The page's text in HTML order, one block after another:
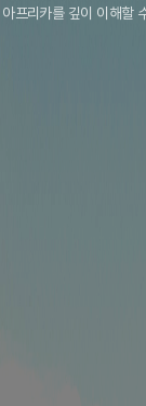
프리카를 깊이 이해할